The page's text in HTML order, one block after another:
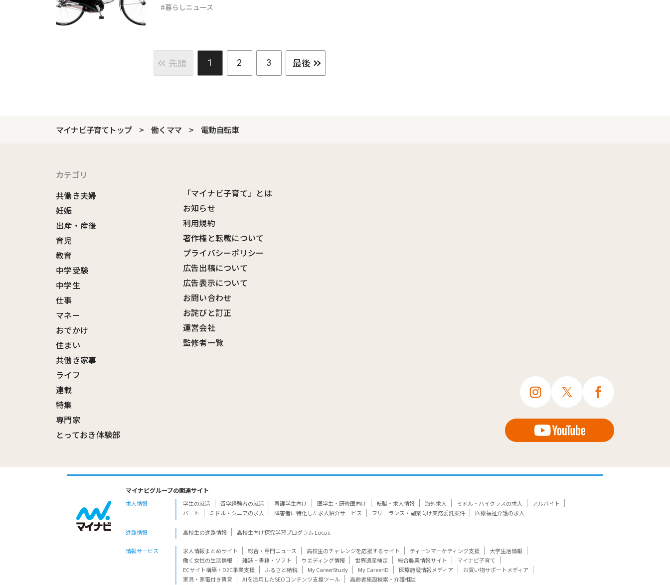
暮らしニュース
先頭 1 2 3 最後
マイナビ子育てトップ 働くママ 電動自転車
カテゴリ
共働き夫婦
妊娠
出産・産後
育児
教育
中学受験
中学生
仕事
マネー
おでかけ
住まい
共働き家事
ライフ
連載
特集
専門家
とっておき体験部
「マイナビ子育て」とは
お知らせ
利用規約
著作権と転載について
プライバシーポリシー
広告出稿について
広告表示について
お問い合わせ
お詫びと訂正
運営会社
監修者一覧
マイナビグループの関連サイト
求人情報 学生の就活 留学経験者の就活 看護学生向け 医学生・研修医向け 転職・求人情報 海外求人 ミドル・ハイクラスの求人
アルバイト
パート
ミドル・シニアの求人 障害者に特化した求人紹介サービス フリーランス・副業向け業務委託案件 医療福祉介護の求人
進路情報 高校生の進路情報 高校生向け探究学習プログラム Locus
情報サービス 求人情報まとめサイト 総合・専門ニュース 高校生のチャレンジを応援するサイト ティーンマーケティング支援
大学生活情報
働く女性の生活情報
雑誌・書籍・ソフト ウエディング情報 世界遺産検定 総合農業情報サイト
マイナビ子育て
ECサイト構築・D2C事業支援
ふるさと納税 My CareerStudy My CareerID 医療施設情報メディア
お買い物サポートメディア
家具・家電付き賃貸
AIを活用したSEOコンテンツ支援ツール 高齢者施設検索・介護相談